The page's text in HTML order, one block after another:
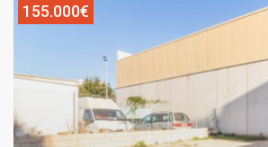
155.000€